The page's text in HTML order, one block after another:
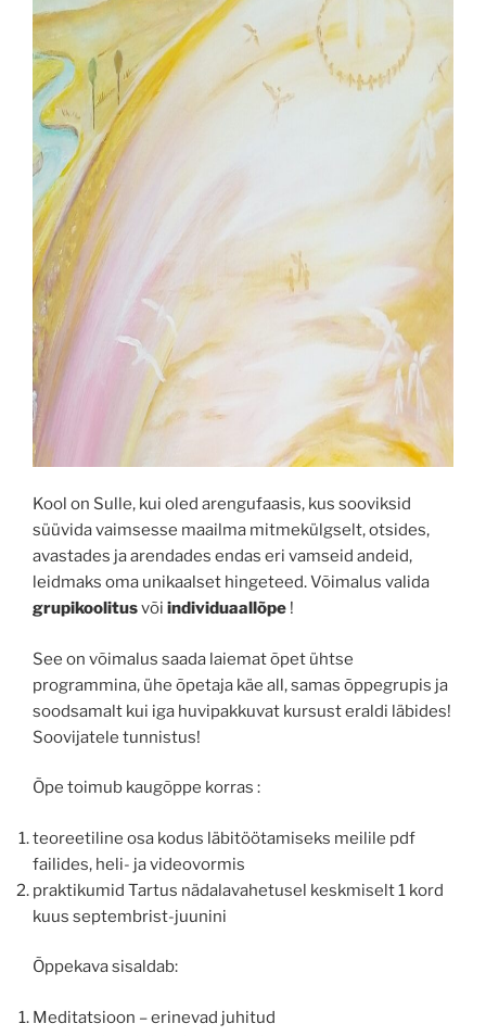
Kool on Sulle, kui oled arengufaasis, kus sooviksid
süüvida vaimsesse maailma mitmekülgselt, otsides,
avastades ja arendades endas eri vamseid andeid,
leidmaks oma unikaalset hingeteed. Võimalus valida
grupikoolitusvõi individuaallõpe !
See on võimalus saada laiemat õpet ühtse
programmina, ühe õpetaja käe all, samas õppegrupis ja
soodsamalt kui iga huvipakkuvat kursust eraldi läbides!
Soovijatele tunnistus!
Õpe toimub kaugõppe korras :
teoreetiline osa kodus läbitöötamiseks meilile pdf
failides, heli- ja videovormis
praktikumid Tartus nädalavahetusel keskmiselt 1 kord
kuus septembrist-juunini
Õppekava sisaldab:
Meditatsioon – erinevad juhitud